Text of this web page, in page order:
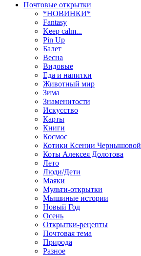
Почтовые открытки
*НОВИНКИ*
Fantasy
Keep calm...
Pin Up
Балет
Весна
Видовые
Еда и напитки
Животный мир
Зима
Знаменитости
Искусство
Карты
Книги
Космос
Котики Ксении Чернышовой
Коты Алексея Долотова
Лето
Люди/Дети
Маяки
Мульти-открытки
Мышиные истории
Новый Год
Осень
Открытки-рецепты
Почтовая тема
Природа
Разное